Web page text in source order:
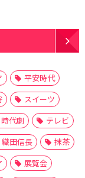
平安時代
スイーツ
時代劇
テレビ
織田信長
抹茶
展覧会